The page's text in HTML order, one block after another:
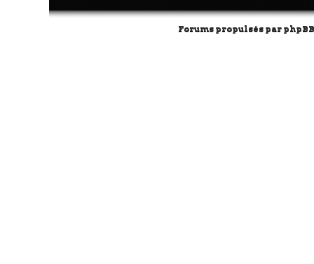
Forums propulsés par phpBB